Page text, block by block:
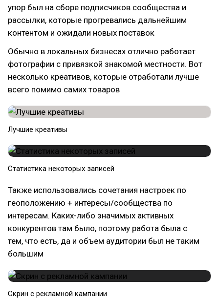
упор был на сборе подписчиков сообщества и
рассылки, которые прогревались дальнейшим
контентом и ожидали новых поставок
Обычно в локальных бизнесах отлично работает
фотографии с привязкой знакомой местности. Вот
несколько креативов, которые отработали лучше
всего помимо самих товаров
Лучшие креативы
Статистика некоторых записей
Также использовались сочетания настроек по
геоположению + интересы/сообщества по
интересам. Каких-либо значимых активных
конкурентов там было, поэтому работа была с
тем, что есть, да и объем аудитории был не таким
большим
Скрин с рекламной кампании